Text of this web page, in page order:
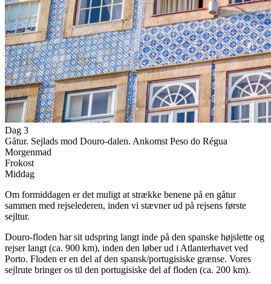
Dag 3
Gåtur. Sejlads mod Douro-dalen. Ankomst Peso do Régua
Morgenmad
Frokost
Middag
Om formiddagen er det muligt at strække benene på en gåtur
sammen med rejselederen, inden vi stævner ud på rejsens første
sejltur.
Douro-floden har sit udspring langt inde på den spanske højslette og
rejser langt (ca. 900 km), inden den løber ud i Atlanterhavet ved
Porto. Floden er en del af den spansk/portugisiske grænse. Vores
sejlrute bringer os til den portugisiske del af floden (ca. 200 km).